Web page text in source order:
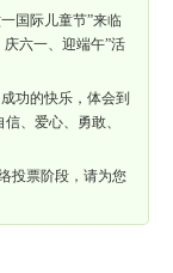
国际儿童节”来临
六一、迎端午”活
功的快乐，体会到
、爱心、勇敢、
投票阶段，请为您